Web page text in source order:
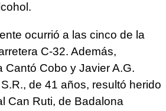
ocurrió a las cinco de la
C-32. Además,
Cantó Cobo y Javier A.G.
de 41 años, resultó herido
Can Ruti, de Badalona